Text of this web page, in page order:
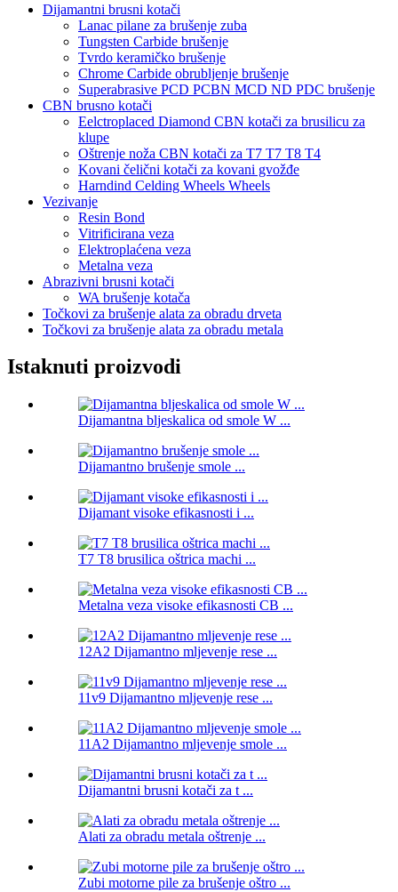
Dijamantni brusni kotači
Lanac pilane za brušenje zuba
Tungsten Carbide brušenje
Tvrdo keramičko brušenje
Chrome Carbide obrubljenje brušenje
Superabrasive PCD PCBN MCD ND PDC brušenje
CBN brusno kotači
Eelctroplaced Diamond CBN kotači za brusilicu za
klupe
Oštrenje noža CBN kotači za T7 T7 T8 T4
Kovani čelični kotači za kovani gvožđe
Harndind Celding Wheels Wheels
Vezivanje
Resin Bond
Vitrificirana veza
Elektroplaćena veza
Metalna veza
Abrazivni brusni kotači
WA brušenje kotača
Točkovi za brušenje alata za obradu drveta
Točkovi za brušenje alata za obradu metala
Istaknuti proizvodi
Dijamantna bljeskalica od smole W ...
Dijamantno brušenje smole ...
Dijamant visoke efikasnosti i ...
T7 T8 brusilica oštrica machi ...
Metalna veza visoke efikasnosti CB ...
12A2 Dijamantno mljevenje rese ...
11v9 Dijamantno mljevenje rese ...
11A2 Dijamantno mljevenje smole ...
Dijamantni brusni kotači za t ...
Alati za obradu metala oštrenje ...
Zubi motorne pile za brušenje oštro ...